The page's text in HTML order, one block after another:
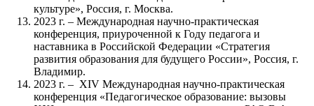
культуре», Россия, г. Москва.
2023 г. – Международная научно-практическая
конференция, приуроченной к Году педагога и
наставника в Российской Федерации «Стратегия
развития образования для будущего России», Россия, г.
Владимир.
2023 г. – XIV Международная научно-практическая
конференция «Педагогическое образование: вызовы